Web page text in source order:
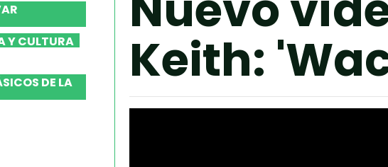
Y CULTURA
DE LA
Keith: